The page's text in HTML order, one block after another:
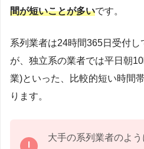
間が短いことが多いです。
系列業者は24時間365日受付
が、独立系の業者では平日朝
業)といった、比較的短い時間
ります。
大手の系列業者のよ